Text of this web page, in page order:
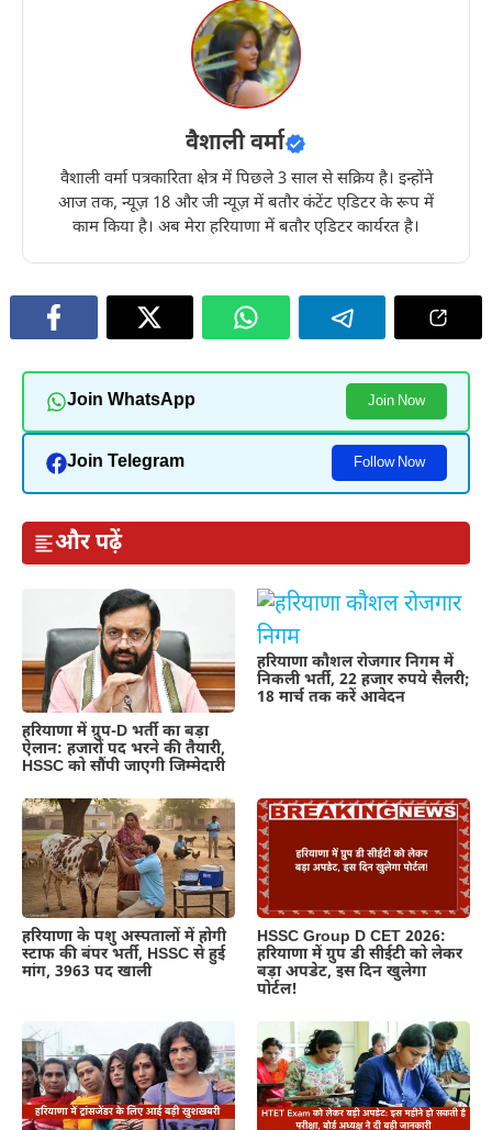
वैशाली वर्मा
वैशाली वर्मा पत्रकारिता क्षेत्र में पिछले 3 साल से सक्रिय है। इन्होंने
आज तक, न्यूज़ 18 और जी न्यूज़ में बतौर कंटेंट एडिटर के रूप में
काम किया है। अब मेरा हरियाणा में बतौर एडिटर कार्यरत है।
Join WhatsApp Join Now
Join Telegram Follow Now
और पढ़ें
हरियाणा में ग्रुप-D भर्ती का बड़ा
ऐलान: हजारों पद भरने की तैयारी,
HSSC को सौंपी जाएगी जिम्मेदारी
हरियाणा कौशल रोजगार निगम में
निकली भर्ती, 22 हजार रुपये सैलरी;
18 मार्च तक करें आवेदन
हरियाणा के पशु अस्पतालों में होगी
स्टाफ की बंपर भर्ती, HSSC से हुई
मांग, 3963 पद खाली
HSSC Group D CET 2026:
हरियाणा में ग्रुप डी सीईटी को लेकर
बड़ा अपडेट, इस दिन खुलेगा
पोर्टल!